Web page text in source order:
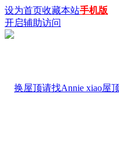
设为首页收藏本站手机版
开启辅助访问